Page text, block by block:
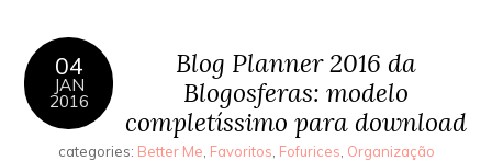
04
JAN
2016
Blog Planner 2016 da
Blogosferas: modelo
completíssimo para download
categories: Better Me Favoritos Fofurices Organização